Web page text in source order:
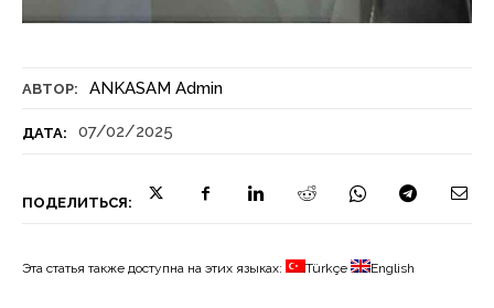
АВТОР: ANKASAM Admin
ДАТА: 07/02/2025
ПОДЕЛИТЬСЯ:
Эта статья также доступна на этих языках: Türkçe English